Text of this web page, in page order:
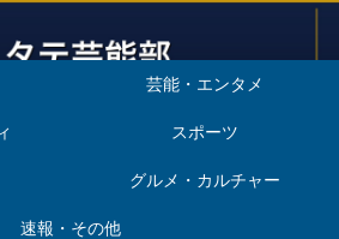
芸能・エンタメ
スポーツ
グルメ・カルチャー
速報・その他